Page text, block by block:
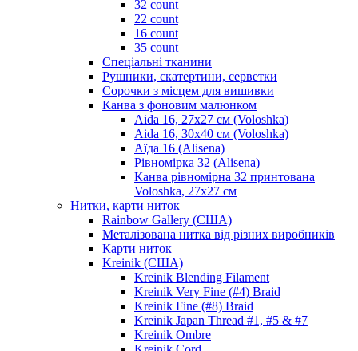
32 count
22 count
16 count
35 count
Спеціальні тканини
Рушники, скатертини, серветки
Сорочки з місцем для вишивки
Канва з фоновим малюнком
Aida 16, 27х27 см (Voloshka)
Aida 16, 30х40 см (Voloshka)
Аїда 16 (Alisena)
Рівномірка 32 (Alisena)
Канва рівномірна 32 принтована
Voloshka, 27х27 см
Нитки, карти ниток
Rainbow Gallery (США)
Металізована нитка від різних виробників
Карти ниток
Kreinik (США)
Kreinik Blending Filament
Kreinik Very Fine (#4) Braid
Kreinik Fine (#8) Braid
Kreinik Japan Thread #1, #5 & #7
Kreinik Ombre